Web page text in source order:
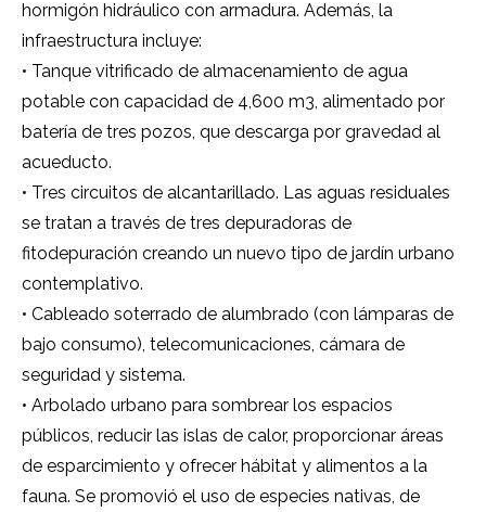
hormigón hidráulico con armadura. Además, la
infraestructura incluye:
• Tanque vitrificado de almacenamiento de agua
potable con capacidad de 4,600 m3, alimentado por
batería de tres pozos, que descarga por gravedad al
acueducto.
• Tres circuitos de alcantarillado. Las aguas residuales
se tratan a través de tres depuradoras de
fitodepuración creando un nuevo tipo de jardín urbano
contemplativo.
• Cableado soterrado de alumbrado (con lámparas de
bajo consumo), telecomunicaciones, cámara de
seguridad y sistema.
• Arbolado urbano para sombrear los espacios
públicos, reducir las islas de calor, proporcionar áreas
de esparcimiento y ofrecer hábitat y alimentos a la
fauna. Se promovió el uso de especies nativas, de